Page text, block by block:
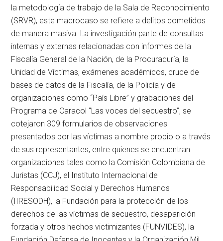
la metodología de trabajo de la Sala de Reconocimiento
(SRVR), este macrocaso se refiere a delitos cometidos
de manera masiva. La investigación parte de consultas
internas y externas relacionadas con informes de la
Fiscalía General de la Nación, de la Procuraduría, la
Unidad de Víctimas, exámenes académicos, cruce de
bases de datos de la Fiscalía, de la Policía y de
organizaciones como “País Libre” y grabaciones del
Programa de Caracol “Las voces del secuestro”, se
cotejaron 309 formularios de observaciones
presentados por las víctimas a nombre propio o a través
de sus representantes, entre quienes se encuentran
organizaciones tales como la Comisión Colombiana de
Juristas (CCJ), el Instituto Internacional de
Responsabilidad Social y Derechos Humanos
(IIRESODH), la Fundación para la protección de los
derechos de las víctimas de secuestro, desaparición
forzada y otros hechos victimizantes (FUNVIDES), la